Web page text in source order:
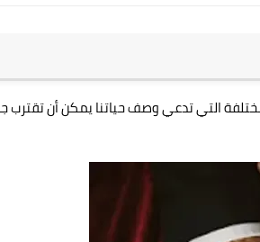
التي تدعي وصف حياتنا يمكن أن تقترب